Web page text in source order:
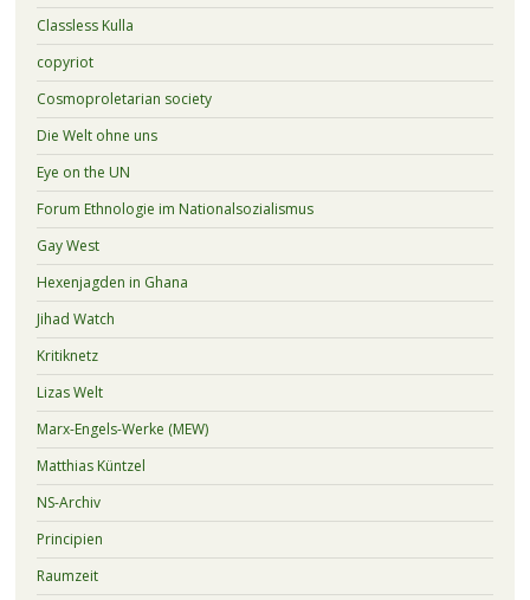
Classless Kulla
copyriot
Cosmoproletarian society
Die Welt ohne uns
Eye on the UN
Forum Ethnologie im Nationalsozialismus
Gay West
Hexenjagden in Ghana
Jihad Watch
Kritiknetz
Lizas Welt
Marx-Engels-Werke (MEW)
Matthias Küntzel
NS-Archiv
Principien
Raumzeit